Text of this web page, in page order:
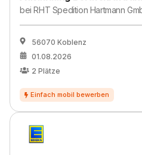
beiRHT Spedition Hartmann
56070 Koblenz
01.08.2026
2 Plätze